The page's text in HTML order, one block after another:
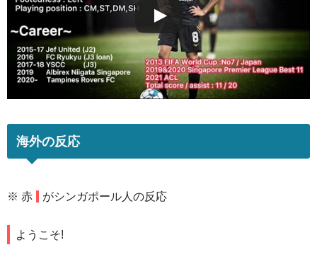
海外の反応
※ 赤 がシンガポール人の反応
ようこそ!